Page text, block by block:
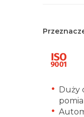
Duży